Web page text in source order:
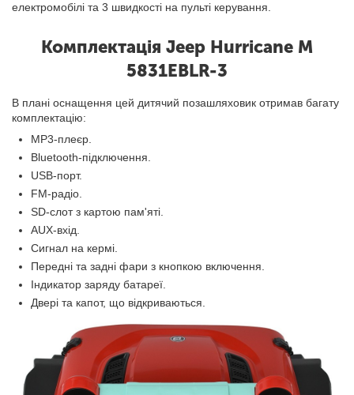
електромобілі та 3 швидкості на пульті керування.
Комплектація Jeep Hurricane M
5831EBLR-3
В плані оснащення цей дитячий позашляховик отримав багату
комплектацію:
MP3-плеєр.
Bluetooth-підключення.
USB-порт.
FM-радіо.
SD-слот з картою пам'яті.
AUX-вхід.
Сигнал на кермі.
Передні та задні фари з кнопкою включення.
Індикатор заряду батареї.
Двері та капот, що відкриваються.